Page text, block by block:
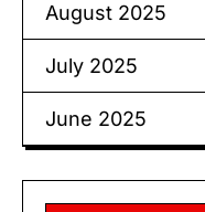
August 2025
July 2025
June 2025